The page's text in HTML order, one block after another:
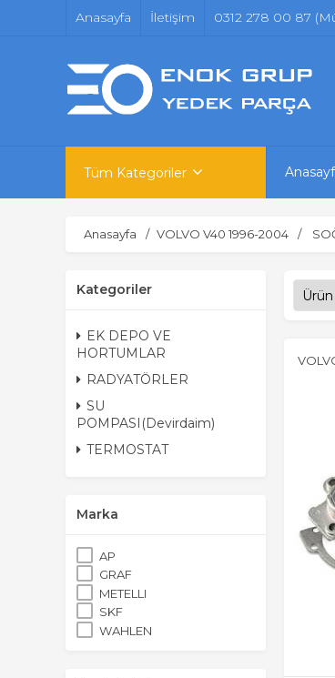
Anasayfa İletişim 0312 278 00 87
Tüm Kategoriler
Anasayfa VOLVO V40 1996-2004
Kategoriler
EK DEPO VE
HORTUMLAR
RADYATÖRLER
SU
POMPASI(Devirdaim)
TERMOSTAT
Marka
AP
GRAF
METELLI
SKF
WAHLEN